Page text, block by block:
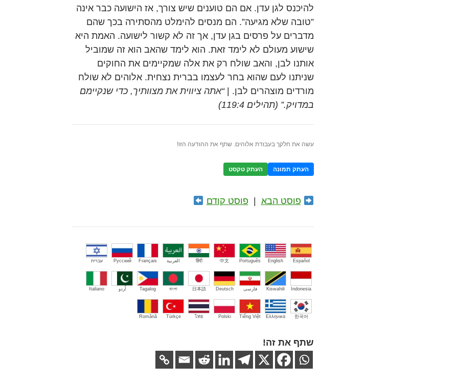
להיכנס לגן עדן. אם הם טוענים שיש צורך, אז הישועה כבר אינה
”טובה שלא מגיעה”. הם מנסים להימלט מהסתירה בכך שהם
מדברים על פרסים בגן עדן, אך זה לא קשור לישועה. האמת היא
שישוע מעולם לא לימד זאת. הוא לימד שהאב הוא זה שמוביל
אותנו לבן, והאב שולח רק את אלה שמקיימים את החוקים
שניתנו לעם שהוא בחר לעצמו בברית נצחית. אלוהים לא שולח
מורדים מוצהרים לבן. |“אתה ציווית את מצוותיך, כדי שנקיימם
במדויק.” (תהילים 119:4)
עשה את חלקך בעבודת אלוהים. שתף את ההודעה הזו!
העתק תמונה העתק טקסט
פוסט הבא פוסט קודם
Español
English
Português
中文
हिंदी العربية Français
Русский עברית
Indonesia
Kiswahili فارسی Deutsch
日本語
বাংলা
Tagalog اُردو Italiano
한국어
Ελληνικά
Tiếng Việt
Polski
ไทย
Türkçe
Română
שתף את זה!